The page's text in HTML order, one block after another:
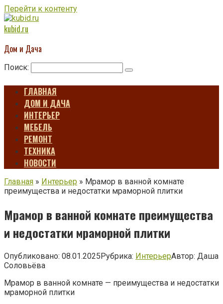
Перейти к контенту
kubid.ru
Дом и Дача
Поиск:
ГЛАВНАЯ
ДОМ И ДАЧА
ИНТЕРЬЕР
МЕБЕЛЬ
РЕМОНТ
ТЕХНИКА
НОВОСТИ
Главная » Интерьер » Мрамор в ванной комнате
преимущества и недостатки мраморной плитки
Мрамор в ванной комнате преимущества
и недостатки мраморной плитки
Опубликовано: 08.01.2025Рубрика: ИнтерьерАвтор: Даша
Соловьёва
Мрамор в ванной комнате — преимущества и недостатки
мраморной плитки